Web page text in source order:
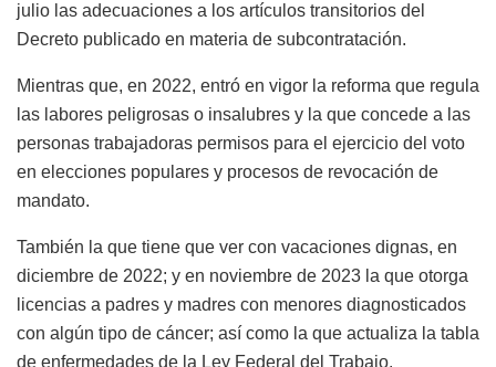
julio las adecuaciones a los artículos transitorios del
Decreto publicado en materia de subcontratación.
Mientras que, en 2022, entró en vigor la reforma que regula
las labores peligrosas o insalubres y la que concede a las
personas trabajadoras permisos para el ejercicio del voto
en elecciones populares y procesos de revocación de
mandato.
También la que tiene que ver con vacaciones dignas, en
diciembre de 2022; y en noviembre de 2023 la que otorga
licencias a padres y madres con menores diagnosticados
con algún tipo de cáncer; así como la que actualiza la tabla
de enfermedades de la Ley Federal del Trabajo.